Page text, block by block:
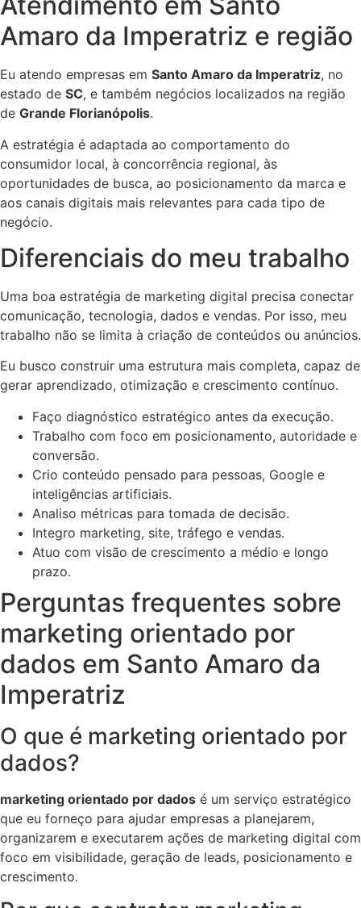
Amaro da Imperatriz e região
Eu atendo empresas em Santo Amaro da Imperatriz, no
estado de SC, e também negócios localizados na região
de Grande Florianópolis.
A estratégia é adaptada ao comportamento do
consumidor local, à concorrência regional, às
oportunidades de busca, ao posicionamento da marca e
aos canais digitais mais relevantes para cada tipo de
negócio.
Diferenciais do meu trabalho
Uma boa estratégia de marketing digital precisa conectar
comunicação, tecnologia, dados e vendas. Por isso, meu
trabalho não se limita à criação de conteúdos ou anúncios.
Eu busco construir uma estrutura mais completa, capaz de
gerar aprendizado, otimização e crescimento contínuo.
Faço diagnóstico estratégico antes da execução.
Trabalho com foco em posicionamento, autoridade e
conversão.
Crio conteúdo pensado para pessoas, Google e
inteligências artificiais.
Analiso métricas para tomada de decisão.
Integro marketing, site, tráfego e vendas.
Atuo com visão de crescimento a médio e longo
prazo.
Perguntas frequentes sobre
marketing orientado por
dados em Santo Amaro da
Imperatriz
O que é marketing orientado por
dados?
marketing orientado por dados é um serviço estratégico
que eu forneço para ajudar empresas a planejarem,
organizarem e executarem ações de marketing digital com
foco em visibilidade, geração de leads, posicionamento e
crescimento.